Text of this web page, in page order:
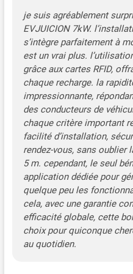
je suis agréablement
EVJUICION 7kW.
s’intègre parfaitement à
est un vrai plus.
grâce aux cartes RFID,
chaque recharge. la
impressionnante,
des conducteurs de
chaque critère important
facilité d’installation,
rendez-vous, sans oublier
5 m. cependant, le seul
application dédiée pour
quelque peu les
cela, avec une garantie
efficacité globale, cette
choix pour quiconque
au quotidien.